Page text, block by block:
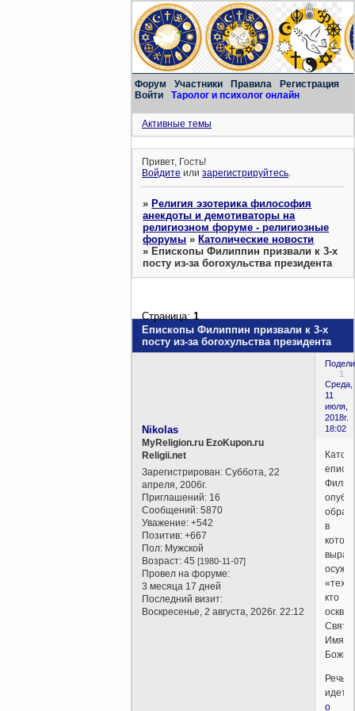
Форум Участники Правила
Регистрация
Войти
Таролог и психолог онлайн
Активные темы
Привет, Гость!
Войдите илизарегистрируйтесь.
»Религия эзотерика философия
анекдоты и демотиваторы на
религиозном форуме - религиозные
форумы »Католические новости
»Епископы Филиппин призвали к 3-х
посту из-за богохульства президента
Епископы Филиппин призвали к 3-х
посту из-за богохульства президента
Страница:1
1
Среда,
11
июля,
2018г.
18:02
Nikolas
MyReligion.ru EzoKupon.ru
Religii.net
Зарегистрирован: Суббота, 22
апреля, 2006г.
Приглашений: 16
Сообщений: 5870
Уважение: +542
Позитив: +667
Пол: Мужской
Возраст: 45[1980-11-07]
Провел на форуме:
3 месяца 17 дней
Последний визит:
Воскресенье, 2 августа, 2026г. 22:12
в
«тех,
кто
Имя
Речь
идет
о